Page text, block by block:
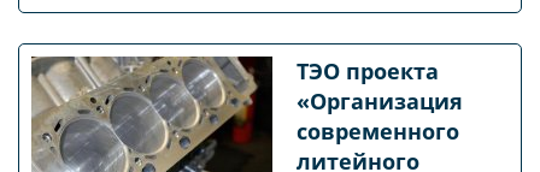
ТЭО проекта
«Организация
современного
литейного